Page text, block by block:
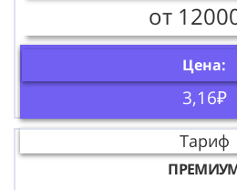
от
Цена:
3,16₽
Тариф